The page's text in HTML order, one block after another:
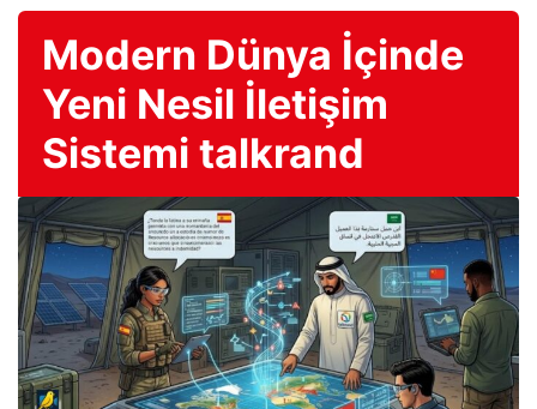
Modern Dünya İçinde
Yeni Nesil İletişim
Sistemi talkrand